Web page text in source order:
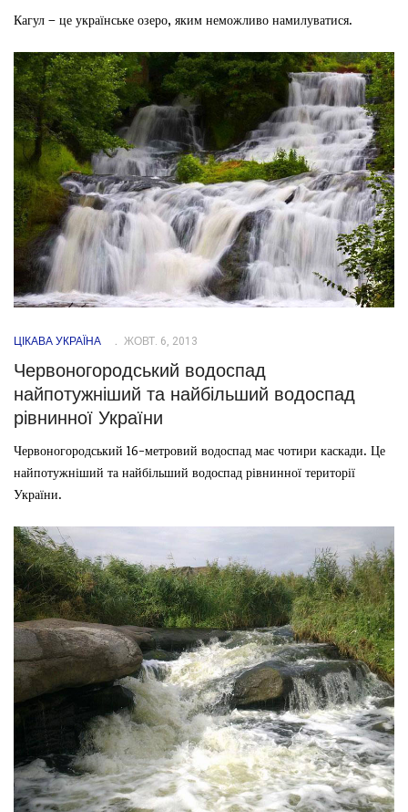
Кагул – це українське озеро, яким неможливо намилуватися.
ЦІКАВА УКРАЇНА ЖОВТ. 6, 2013
Червоногородський водоспад
найпотужніший та найбільший водоспад
рівнинної України
Червоногородський 16-метровий водоспад має чотири каскади. Це
найпотужніший та найбільший водоспад рівнинної території
України.